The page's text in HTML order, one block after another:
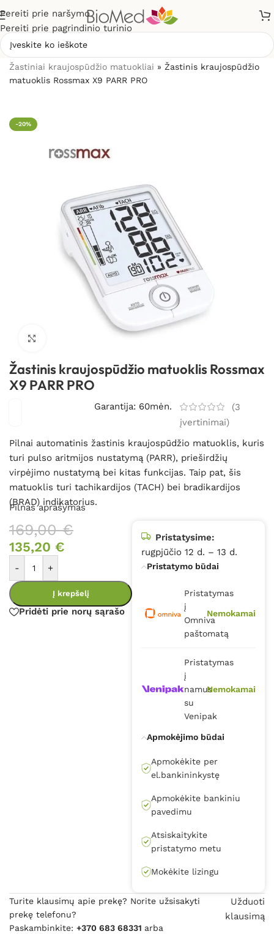
Pereiti prie naršymo
Pereiti prie pagrindinio turinio
Žastiniai kraujospūdžio matuokliai » Žastinis kraujospūdžio
matuoklis Rossmax X9 PARR PRO
-20%
Spustelėkite, kad padidintumėte
Žastinis kraujospūdžio matuoklis Rossmax
X9 PARR PRO
Garantija: 60mėn. (3
įvertinimai)
Pilnai automatinis žastinis kraujospūdžio matuoklis, kuris
turi pulso aritmijos nustatymą (PARR), prieširdžių
virpėjimo nustatymą bei kitas funkcijas. Taip pat, šis
matuoklis turi tachikardijos (TACH) bei bradikardijos
(BRAD) indikatorius.
Pilnas aprašymas
169,00€
135,20 €
- +
Į krepšelį
Pridėti prie norų sąrašo
Pristatysime:
rugpjūčio 12 d. – 13 d.
Pristatymo būdai
Pristatymas
į
Omniva
paštomatą
Nemokamai
Pristatymas
į
namus
su
Venipak
Nemokamai
Apmokėjimo būdai
Apmokėkite per
el.bankininkystę
Apmokėkite bankiniu
pavedimu
Atsiskaitykite
pristatymo metu
Mokėkite lizingu
Turite klausimų apie prekę? Norite užsisakyti
prekę telefonu?
Paskambinkite: +370 683 68331 arba
Užduoti
klausimą